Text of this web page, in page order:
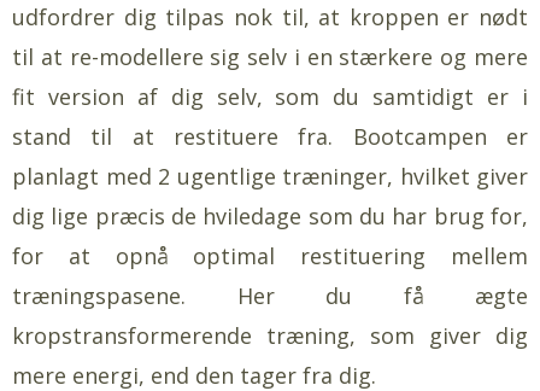
udfordrer dig tilpas nok til, at kroppen er nødt
til at re-modellere sig selv i en stærkere og mere
fit version af dig selv, som du samtidigt er i
stand til at restituere fra. Bootcampen er
planlagt med 2 ugentlige træninger, hvilket giver
dig lige præcis de hviledage som du har brug for,
for at opnå optimal restituering mellem
træningspasene. Her du få ægte
kropstransformerende træning, som giver dig
mere energi, end den tager fra dig.